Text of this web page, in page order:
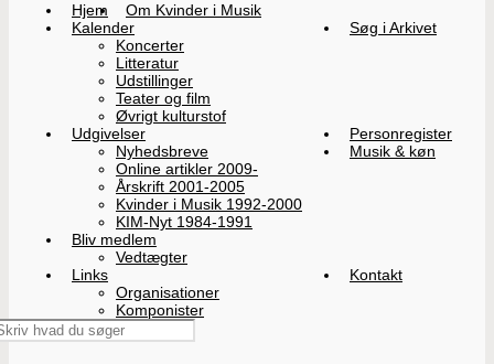
Hjem
Om Kvinder i Musik
Kalender
Koncerter
Litteratur
Udstillinger
Teater og film
Øvrigt kulturstof
Søg i Arkivet
Udgivelser
Nyhedsbreve
Online artikler 2009-
Årskrift 2001-2005
Kvinder i Musik 1992-2000
KIM-Nyt 1984-1991
Personregister
Musik & køn
Bliv medlem
Vedtægter
Links
Organisationer
Komponister
Kontakt